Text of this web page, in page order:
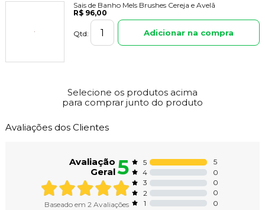
Sais de Banho Mels Brushes Cereja e Avelã
R$ 96,00
Qtd: Adicionar na compra
Selecione os produtos acima
para comprar junto do produto
Avaliações dos Clientes
Avaliação
Geral5
Baseado em 2Avaliações
5
5
4
0
3
0
2
0
1
0